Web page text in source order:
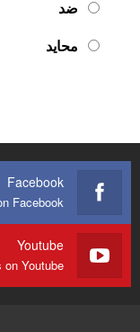
ضد
محايد
Facebook
Facebook
Youtube
on Youtube